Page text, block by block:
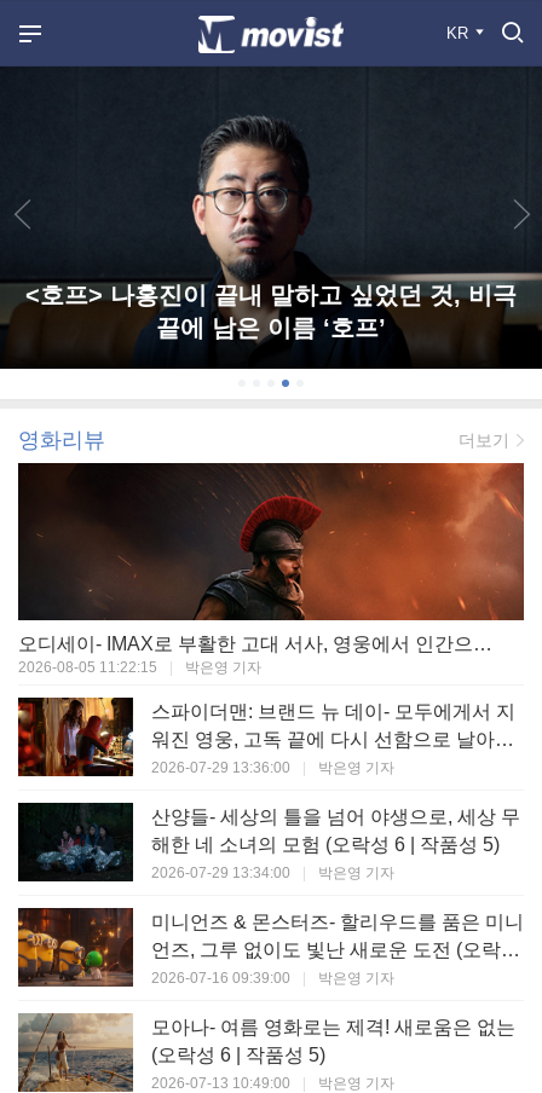
KR
<호프> 나홍진이 끝내 말하고 싶었던 것, 비극
끝에 남은 이름 ‘호프’
영화리뷰 더보기
오디세이- IMAX로 부활한 고대 서사, 영웅에서 인간으로의 귀환 (오락성 9 | 작품성 9)
2026-08-05 11:22:15 박은영 기자
스파이더맨: 브랜드 뉴 데이- 모두에게서 지
워진 영웅, 고독 끝에 다시 선함으로 날아오
르다 (오락성 8 | 작품성 8)
2026-07-29 13:36:00 박은영 기자
산양들- 세상의 틀을 넘어 야생으로, 세상 무
해한 네 소녀의 모험 (오락성 6 | 작품성 5)
2026-07-29 13:34:00 박은영 기자
미니언즈 & 몬스터즈- 할리우드를 품은 미니
언즈, 그루 없이도 빛난 새로운 도전 (오락성
7 | 작품성 6)
2026-07-16 09:39:00 박은영 기자
모아나- 여름 영화로는 제격! 새로움은 없는
(오락성 6 | 작품성 5)
2026-07-13 10:49:00 박은영 기자